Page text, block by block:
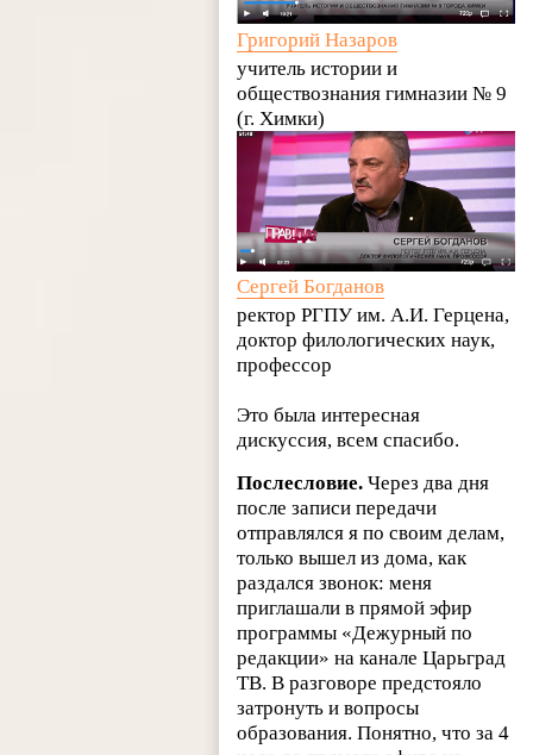
Григорий Назаров
учитель истории и
обществознания гимназии № 9
(г. Химки)
Сергей Богданов
ректор РГПУ им. А.И. Герцена,
доктор филологических наук,
профессор
Это была интересная
дискуссия, всем спасибо.
Послесловие. Через два дня
после записи передачи
отправлялся я по своим делам,
только вышел из дома, как
раздался звонок: меня
приглашали в прямой эфир
программы «Дежурный по
редакции» на канале Царьград
ТВ. В разговоре предстояло
затронуть и вопросы
образования. Понятно, что за 4